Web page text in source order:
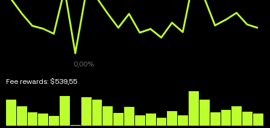
Fee rewards: $539,55